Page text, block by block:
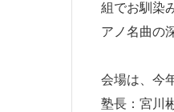
組でお馴染
アノ名曲の
会場は、今
塾長：宮川